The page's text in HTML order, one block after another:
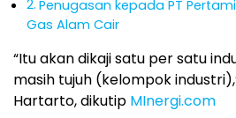
Penugasan kepada PT
Gas Alam Cair
“Itu akan dikaji satu per satu
masih tujuh (kelompok
Hartarto, dikutip MInergi.com